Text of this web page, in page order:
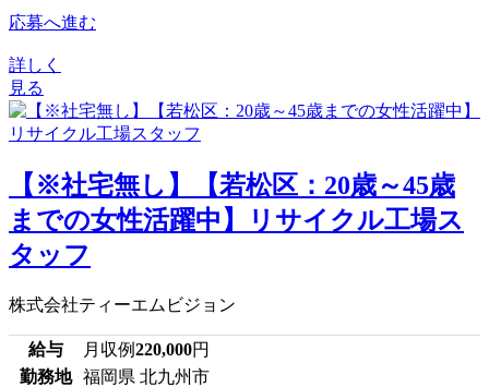
応募へ進む
詳しく
見る
【※社宅無し】【若松区：20歳～45歳
までの女性活躍中】リサイクル工場ス
タッフ
株式会社ティーエムビジョン
給与 月収例220,000円
勤務地
福岡県 北九州市